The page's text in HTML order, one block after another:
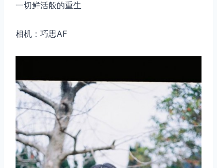
一切鲜活般的重生
相机：巧思AF